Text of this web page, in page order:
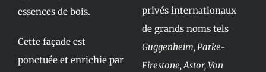
essences de bois.
Cette façade est
ponctuée et enrichie par
privés internationaux
de grands noms tels
Guggenheim, Parke-
Firestone, Astor, Von